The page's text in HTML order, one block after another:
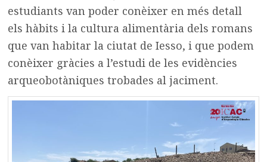
estudiants van poder conèixer en més detall
els hàbits i la cultura alimentària dels romans
que van habitar la ciutat de Iesso, i que podem
conèixer gràcies a l’estudi de les evidències
arqueobotàniques trobades al jaciment.